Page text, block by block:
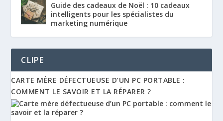
Guide des cadeaux de Noël : 10 cadeaux
intelligents pour les spécialistes du
marketing numérique
CLIPE
CARTE MÈRE DÉFECTUEUSE D’UN PC PORTABLE :
COMMENT LE SAVOIR ET LA RÉPARER ?